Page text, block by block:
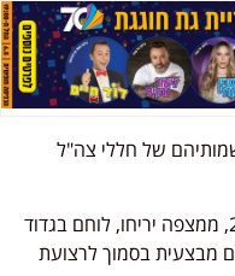
של חללי צה"ל
– סמ״ר ישי מן ( Yishai Mann ), בן 21, ממצפה יריחו, לוחם בגדוד
מבצעית בסמוך לרצועת